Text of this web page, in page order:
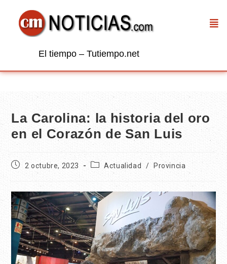
El tiempo – Tutiempo.net
La Carolina: la historia del oro
en el Corazón de San Luis
2 octubre, 2023 Actualidad / Provincia